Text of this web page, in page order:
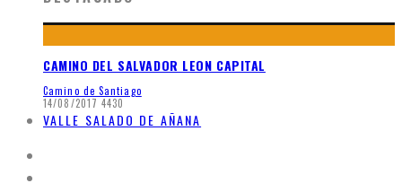
CAMINO DEL SALVADOR LEON CAPITAL
Camino de Santiago
14/08/2017 4430
VALLE SALADO DE AÑANA